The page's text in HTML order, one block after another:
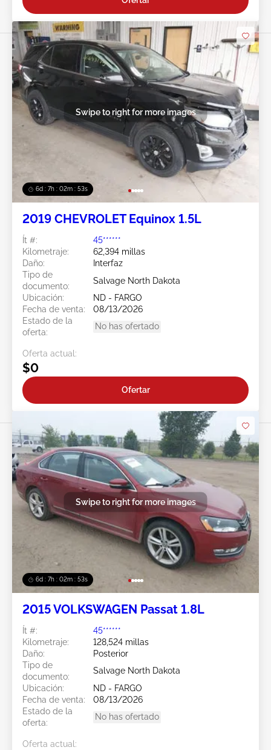
6d : 7h : 02m : 50s
Swipe to right for more images
2019 CHEVROLET Equinox 1.5L
Ít #:
45******
Kilometraje:
62,394 millas
Daño:
Interfaz
Tipo de
documento:
Salvage North Dakota
Ubicación:
ND - FARGO
Fecha de venta:
08/13/2026
Estado de la
oferta:
No has ofertado
Oferta actual:
$0
Ofertar
6d : 7h : 02m : 50s
Swipe to right for more images
2015 VOLKSWAGEN Passat 1.8L
Ít #:
45******
Kilometraje:
128,524 millas
Daño:
Posterior
Tipo de
documento:
Salvage North Dakota
Ubicación:
ND - FARGO
Fecha de venta:
08/13/2026
Estado de la
oferta:
No has ofertado
Oferta actual: